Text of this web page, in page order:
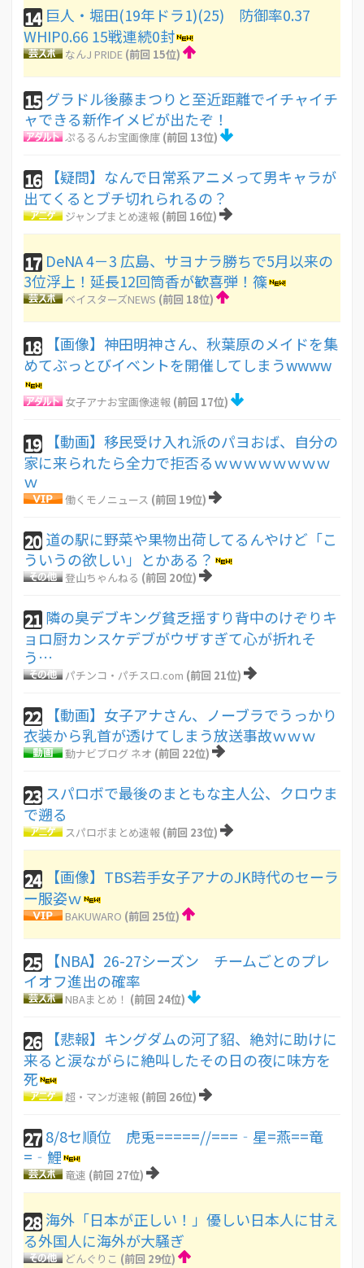
14 巨人・堀田(19年ドラ1)(25) 防御率0.37
WHIP0.66 15戦連続0封
なんJ PRIDE (前回 15位)
15 グラドル後藤まつりと至近距離でイチャイチ
ャできる新作イメビが出たぞ！
ぷるるんお宝画像庫 (前回 13位)
16
【疑問】なんで日常系アニメって男キャラが
出てくるとブチ切れられるの？
ジャンプまとめ速報 (前回 16位)
17 DeNA 4－3 広島、サヨナラ勝ちで5月以来の
3位浮上！延長12回筒香が歓喜弾！篠
ベイスターズNEWS (前回 18位)
18
【画像】神田明神さん、秋葉原のメイドを集
めてぶっとびイベントを開催してしまうwwww
女子アナお宝画像速報 (前回 17位)
19
【動画】移民受け入れ派のパヨおば、自分の
家に来られたら全力で拒否るｗｗｗｗｗｗｗｗ
ｗ
働くモノニュース (前回 19位)
20 道の駅に野菜や果物出荷してるんやけど「こ
ういうの欲しい」とかある？
登山ちゃんねる (前回 20位)
21 隣の臭デブキング貧乏揺すり背中のけぞりキ
ョロ厨カンスケデブがウザすぎて心が折れそ
う…
パチンコ・パチスロ.com (前回 21位)
22
【動画】女子アナさん、ノーブラでうっかり
衣装から乳首が透けてしまう放送事故ｗｗｗ
動ナビブログ ネオ (前回 22位)
23 スパロボで最後のまともな主人公、クロウま
で遡る
スパロボまとめ速報 (前回 23位)
24
【画像】TBS若手女子アナのJK時代のセーラ
ー服姿ｗ
BAKUWARO (前回 25位)
25
【NBA】26-27シーズン チームごとのプレ
イオフ進出の確率
NBAまとめ！ (前回 24位)
26
【悲報】キングダムの河了貂、絶対に助けに
来ると涙ながらに絶叫したその日の夜に味方を
死
超・マンガ速報 (前回 26位)
27 8/8セ順位 虎兎=====//===‐星=燕==竜
=‐鯉
竜速 (前回 27位)
28 海外「日本が正しい！」優しい日本人に甘え
る外国人に海外が大騒ぎ
どんぐりこ (前回 29位)